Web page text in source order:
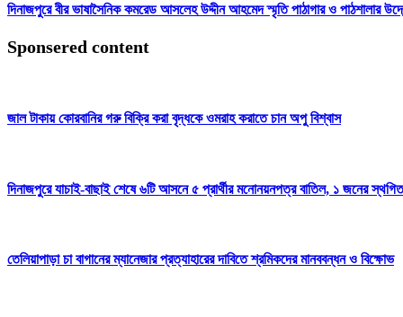
দিনাজপুরে বীর ভাষাসৈনিক কমরেড আসলেহ উদ্দীন আহমেদ স্মৃতি পাঠাগার ও পাঠশালার
Sponsered content
জাল টাকায় কোরবানির গরু বিক্রি করা বৃদ্ধকে ওমরাহ করাতে চান অপু বিশ্বাস
দিনাজপুরে যাচাই-বাছাই শেষে ৬টি আসনে ৫ প্রার্থীর মনোনয়নপত্র বাতিল, ১ জনের স্থগিত
তেলিয়াপাড়া চা বাগানের ম্যানেজার প্রত্যাহারের দাবিতে শ্রমিকদের মানববন্ধন ও বিক্ষোভ